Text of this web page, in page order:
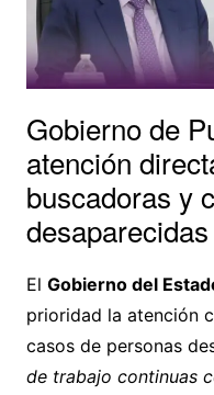
Gobierno de
atención
buscadoras y
desaparecidas
El Gobierno del
prioridad la atención
casos de personas
de trabajo continuas